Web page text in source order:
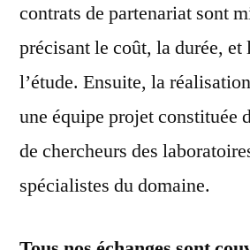
contrats de partenariat sont
précisant le coût, la durée, et
l’étude. Ensuite, la
une équipe projet constituée
de chercheurs des
spécialistes du domaine.